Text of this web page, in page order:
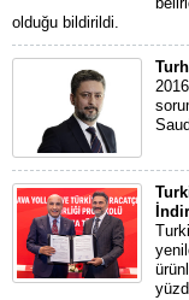
olduğu bildirildi.